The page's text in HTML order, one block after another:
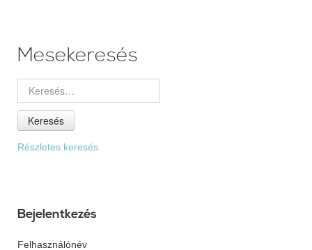
Mesekeresés
Keresés
Részletes keresés
Bejelentkezés
Felhasználónév